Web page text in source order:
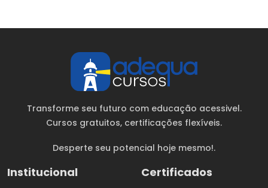
Transforme seu futuro com educação acessivel.
Cursos gratuitos, certificações flexíveis.
Desperte seu potencial hoje mesmo!.
Institucional Certificados